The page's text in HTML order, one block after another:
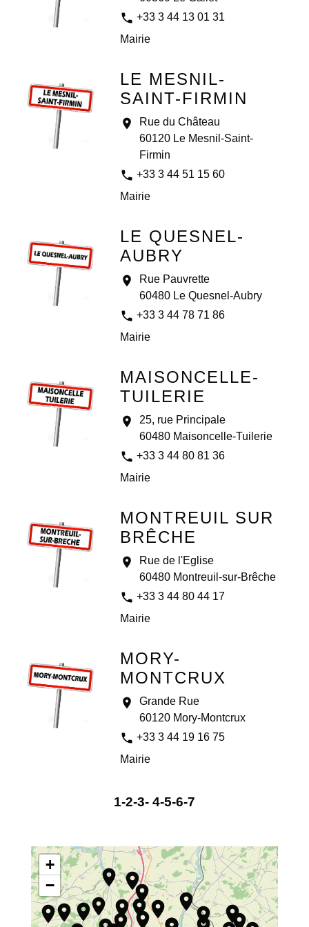
phone +33 3 44 13 01 31
Mairie
LE MESNIL-
SAINT-FIRMIN
location_on
Rue du Château
60120 Le Mesnil-Saint-
Firmin
phone +33 3 44 51 15 60
Mairie
LE QUESNEL-
AUBRY
location_on
Rue Pauvrette
60480 Le Quesnel-Aubry
phone +33 3 44 78 71 86
Mairie
MAISONCELLE-
TUILERIE
location_on
25, rue Principale
60480 Maisoncelle-Tuilerie
phone +33 3 44 80 81 36
Mairie
MONTREUIL SUR
BRÊCHE
location_on
Rue de l'Eglise
60480 Montreuil-sur-Brêche
phone +33 3 44 80 44 17
Mairie
MORY-
MONTCRUX
location_on
Grande Rue
60120 Mory-Montcrux
phone +33 3 44 19 16 75
Mairie
1-2-3- 4-5-6-7
location_on
location_on
location_on
location_on
location_on location_on
location_on
location_on
location_on
location_on
location_on
location_on
location_on
location_on location_on
location_on
+
−